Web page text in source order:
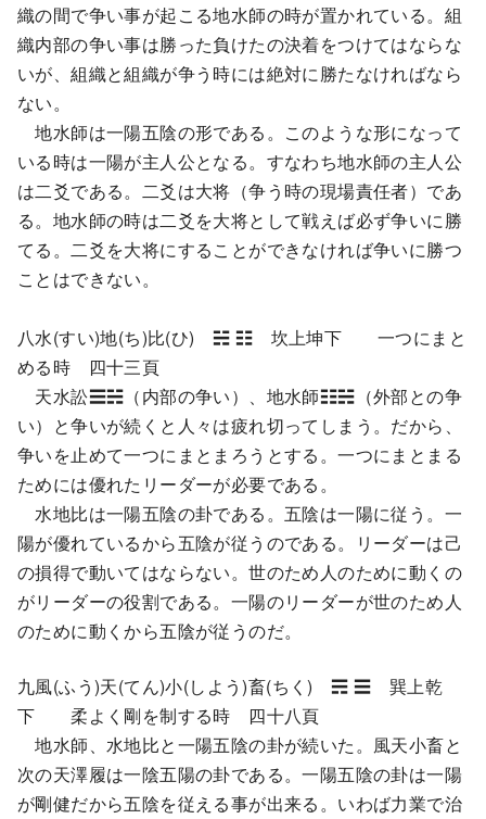
織の間で争い事が起こる地水師の時が置かれている。組
織内部の争い事は勝った負けたの決着をつけてはならな
いが、組織と組織が争う時には絶対に勝たなければなら
ない。
地水師は一陽五陰の形である。このような形になって
いる時は一陽が主人公となる。すなわち地水師の主人公
は二爻である。二爻は大将（争う時の現場責任者）であ
る。地水師の時は二爻を大将として戦えば必ず争いに勝
てる。二爻を大将にすることができなければ争いに勝つ
ことはできない。
八水(すい)地(ち)比(ひ) ☵ ☷ 坎上坤下 一つにまと
める時 四十三頁
天水訟☰☵（内部の争い）、地水師☷☵（外部との争
い）と争いが続くと人々は疲れ切ってしまう。だから、
争いを止めて一つにまとまろうとする。一つにまとまる
ためには優れたリーダーが必要である。
水地比は一陽五陰の卦である。五陰は一陽に従う。一
陽が優れているから五陰が従うのである。リーダーは己
の損得で動いてはならない。世のため人のために動くの
がリーダーの役割である。一陽のリーダーが世のため人
のために動くから五陰が従うのだ。
九風(ふう)天(てん)小(しよう)畜(ちく) ☴ ☰ 巽上乾
下 柔よく剛を制する時 四十八頁
地水師、水地比と一陽五陰の卦が続いた。風天小畜と
次の天澤履は一陰五陽の卦である。一陽五陰の卦は一陽
が剛健だから五陰を従える事が出来る。いわば力業で治